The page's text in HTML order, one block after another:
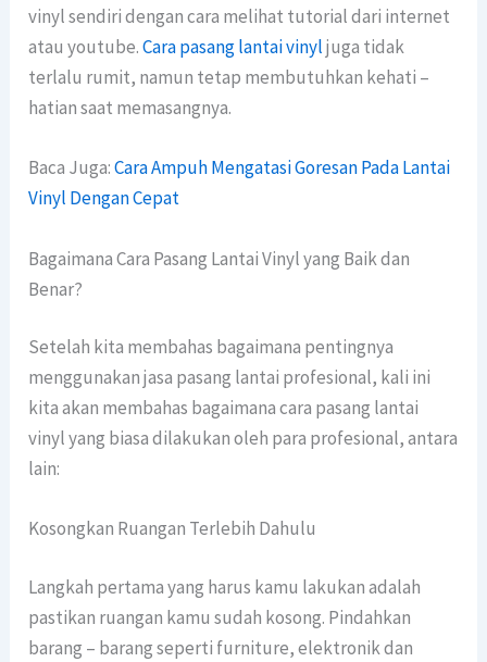
vinyl sendiri dengan cara melihat tutorial dari internet
atau youtube.Cara pasang lantai vinyljuga tidak
terlalu rumit, namun tetap membutuhkan kehati –
hatian saat memasangnya.
Baca Juga:Cara Ampuh Mengatasi Goresan Pada Lantai
Vinyl Dengan Cepat
Bagaimana Cara Pasang Lantai Vinyl yang Baik dan
Benar?
Setelah kita membahas bagaimana pentingnya
menggunakan jasa pasang lantai profesional, kali ini
kita akan membahas bagaimana cara pasang lantai
vinyl yang biasa dilakukan oleh para profesional, antara
lain:
Kosongkan Ruangan Terlebih Dahulu
Langkah pertama yang harus kamu lakukan adalah
pastikan ruangan kamu sudah kosong. Pindahkan
barang – barang seperti furniture, elektronik dan